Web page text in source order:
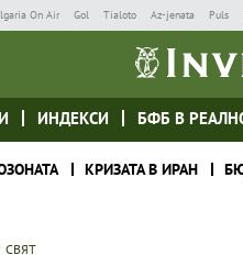
On Air Gol Tialoto Az-jenata Puls
ИНДЕКСИ БФБ В
КРИЗАТА В ИРАН
СВЯТ